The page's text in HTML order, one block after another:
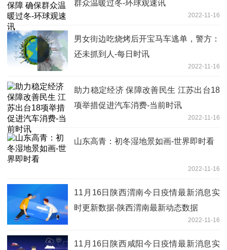
群众温暖过冬-环球观速讯
2022-11-16
男女街边吃烧烤后开宝马车逃单，警方：
还未抓到人-每日时讯
2022-11-16
助力稳定经济 保障改善民生 江苏出台18
项举措促进汽车消费-当前时讯
2022-11-16
山东高青：初冬湿地景如画-世界即时看
2022-11-16
11月16日陕西渭南今日疫情最新消息实
时更新数据-陕西渭南最新动态数据
2022-11-16
11月16日陕西咸阳今日疫情最新消息实